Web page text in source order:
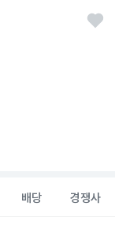
배당 경쟁사